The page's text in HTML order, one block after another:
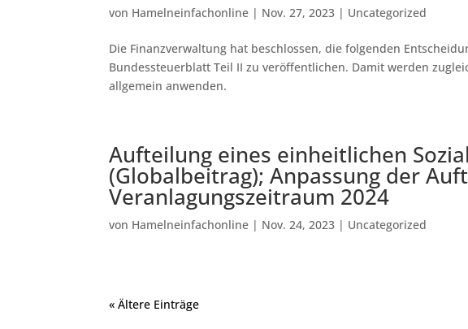
von Hamelneinfachonline | Nov. 27, 2023 | Uncategorized
Die Finanzverwaltung hat beschlossen, die folgenden
Bundessteuerblatt Teil II zu veröffentlichen. Damit werden
allgemein anwenden.
Aufteilung eines einheitlichen
(Globalbeitrag); Anpassung der
Veranlagungszeitraum 2024
von Hamelneinfachonline | Nov. 24, 2023 | Uncategorized
« Ältere Einträge